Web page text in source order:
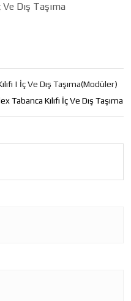
Dış Taşıma
| İç Ve Dış Taşıma(Modüler)
Tabanca Kılıfı İç Ve Dış Taşıma